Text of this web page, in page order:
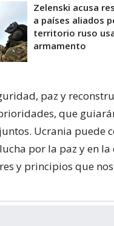
Zelenski acusa
a países aliados
territorio ruso
armamento
paz y
que
Ucrania puede
por la paz y en la
y principios que